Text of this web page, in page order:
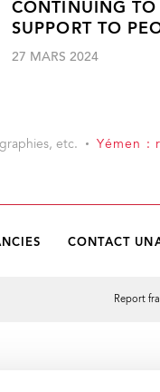
CONTINUING TO
SUPPORT TO
27 MARS 2024
etc.
Yémen :
CONTACT
Report